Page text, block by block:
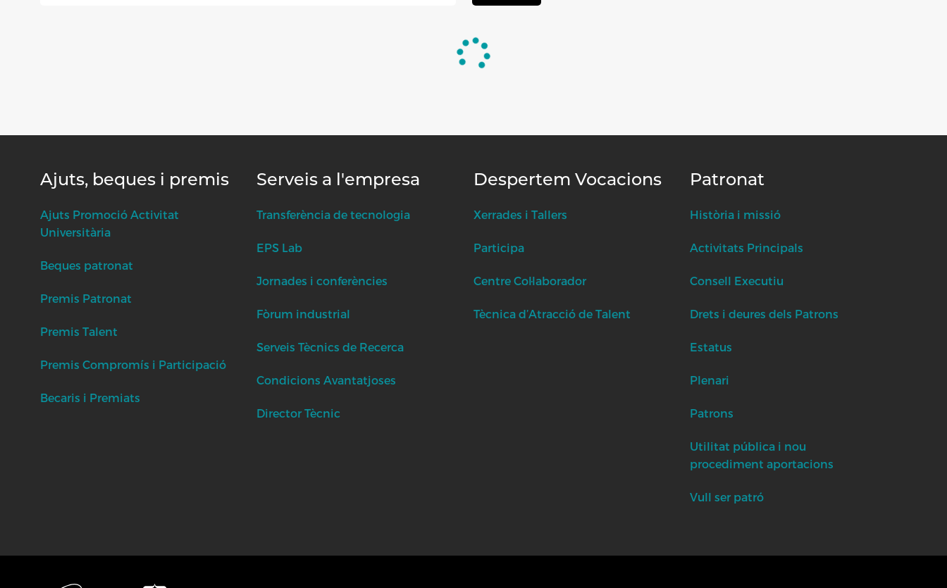
Ajuts, beques i premis
Ajuts Promoció Activitat
Universitària
Beques patronat
Premis Patronat
Premis Talent
Premis Compromís i Participació
Becaris i Premiats
Serveis a l'empresa
Transferència de tecnologia
EPS Lab
Jornades i conferències
Fòrum industrial
Serveis Tècnics de Recerca
Condicions Avantatjoses
Director Tècnic
Despertem Vocacions
Xerrades i Tallers
Participa
Centre Col·laborador
Tècnica d’Atracció de Talent
Patronat
Història i missió
Activitats Principals
Consell Executiu
Drets i deures dels Patrons
Estatus
Plenari
Patrons
Utilitat pública i nou
procediment aportacions
Vull ser patró